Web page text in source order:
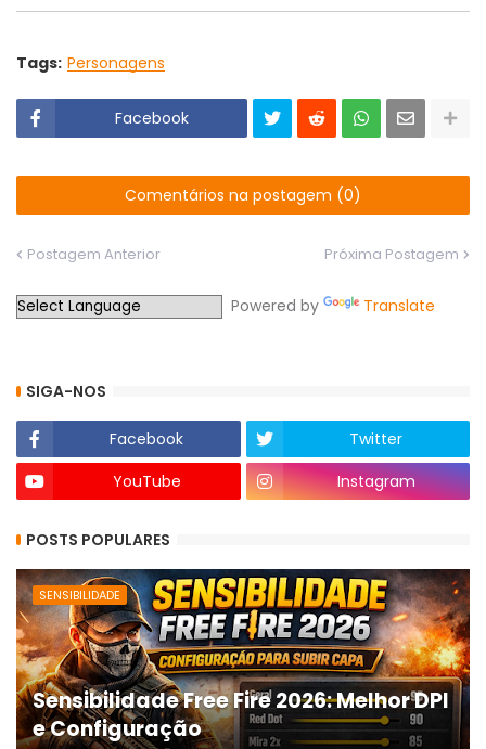
Tags: Personagens
Facebook
Comentários na postagem (0)
Postagem Anterior Próxima Postagem
Powered by Translate
SIGA-NOS
Facebook
Twitter
YouTube
Instagram
POSTS POPULARES
SENSIBILIDADE
Sensibilidade Free Fire 2026: Melhor DPI
e Configuração